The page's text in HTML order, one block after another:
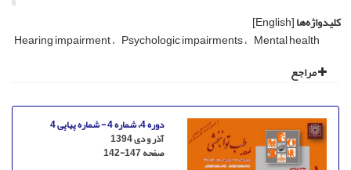
کلیدواژه‌ها[English]
Hearing impairment Psychologic impairments Mental health
مراجع
دوره 4، شماره 4 - شماره پیاپی 4
آذر و دی 1394
صفحه142-147